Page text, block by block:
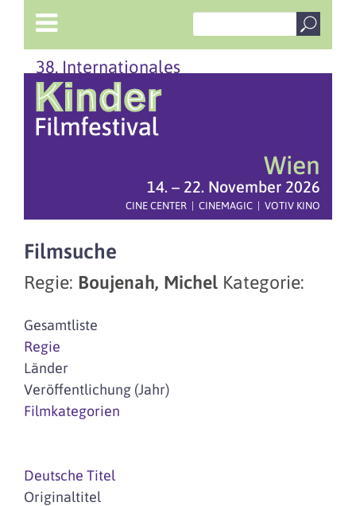
38. Internationales
Wien
14. – 22. November 2026
CINE CENTER | CINEMAGIC | VOTIV KINO
Filmsuche
Regie: Boujenah, Michel Kategorie:
Gesamtliste
Regie
Länder
Veröffentlichung (Jahr)
Filmkategorien
Deutsche Titel
Originaltitel